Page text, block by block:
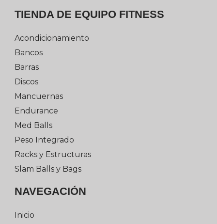
TIENDA DE EQUIPO FITNESS
Acondicionamiento
Bancos
Barras
Discos
Mancuernas
Endurance
Med Balls
Peso Integrado
Racks y Estructuras
Slam Balls y Bags
NAVEGACIÓN
Inicio